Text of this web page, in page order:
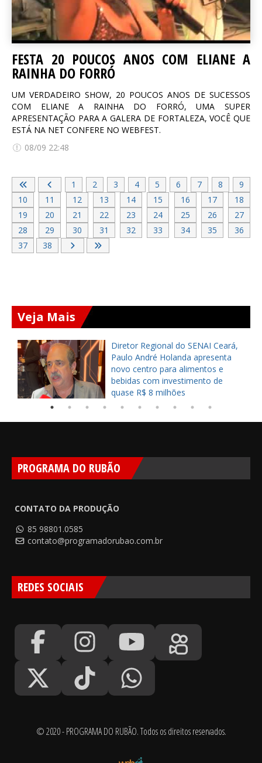
FESTA 20 POUCOS ANOS COM ELIANE A
RAINHA DO FORRÓ
UM VERDADEIRO SHOW, 20 POUCOS ANOS DE SUCESSOS
COM ELIANE A RAINHA DO FORRÓ, UMA SUPER
APRESENTAÇÃO PARA A GALERA DE FORTALEZA, VOCÊ QUE
ESTÁ NA NET CONFERE NO WEBFEST.
08/09 22:48
1 2 3 4 5 6 7 8
9
10
11 12 13 14 15 16 17
18
19
20 21 22 23 24 25 26
27
28
29 30 31 32 33 34 35
36
37
38
Veja Mais
Diretor Regional do SENAI Ceará,
Paulo André Holanda apresenta
novo centro para alimentos e
bebidas com investimento de
quase R$ 8 milhões
PROGRAMA DO RUBÃO
CONTATO DA PRODUÇÃO
85 98801.0585
contato@programadorubao.com.br
REDES SOCIAIS
© 2020 - PROGRAMA DO RUBÃO. Todos os direitos reservados.